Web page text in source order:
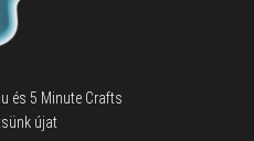
és 5 Minute Crafts
újat